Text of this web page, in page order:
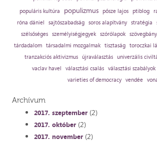
populáris kultúra
populizmus pősze lajos ptiblog
róna dániel
sajtószabadság soros alapítvány stratégia
szélsőséges
személyiségjegyek szórólapok
tárdadalom társadalmi mozgalmak tisztaság toroczkai
tranzakciós aktivizmus
újraválasztás univerzális
vaclav havel
választási csalás választási szabályok
varieties of democracy vendée
Archívum
2017. szeptember(2)
2017. október(2)
2017. november(2)